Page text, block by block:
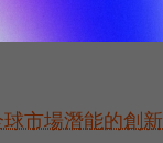
更開始轉向
市場潛能的創